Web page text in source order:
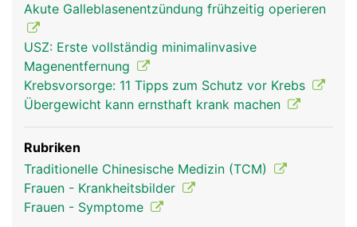
Akute Galleblasenentzündung frühzeitig operieren
USZ: Erste vollständig minimalinvasive
Magenentfernung
Krebsvorsorge: 11 Tipps zum Schutz vor Krebs
Übergewicht kann ernsthaft krank machen
Rubriken
Traditionelle Chinesische Medizin (TCM)
Frauen - Krankheitsbilder
Frauen - Symptome